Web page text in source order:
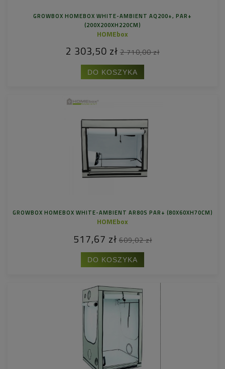
GROWBOX HOMEBOX WHITE-AMBIENT AQ200+, PAR+
(200X200XH220CM)
HOMEbox
2 303,50 zł 2 710,00 zł
DO KOSZYKA
GROWBOX HOMEBOX WHITE-AMBIENT AR80S PAR+ (80X60XH70CM)
HOMEbox
517,67 zł 609,02 zł
DO KOSZYKA